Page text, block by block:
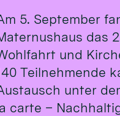
5. September
das
und
Teilnehmende
unter
carte –